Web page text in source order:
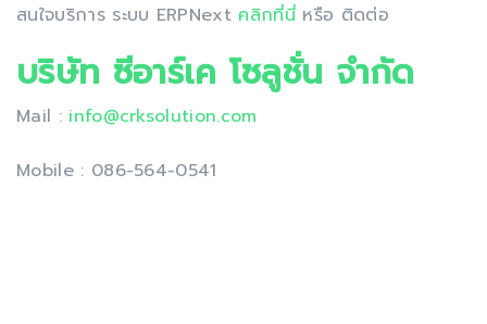
สนใจบริการ ระบบ ERPNext คลิกที่นี่หรือ ติดต่อ
บริษัท ซีอาร์เค โซลูชั่น จำกัด
Mail : info@crksolution.com
Mobile : 086-564-0541